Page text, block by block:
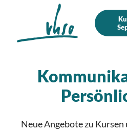
Zur mobilen Navigation
Zum Hauptinhalt
Zum Fussbereich
Zur einfachen Sprache wechseln
Neue Angebote zu